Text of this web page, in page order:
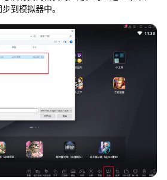
到模拟器中。